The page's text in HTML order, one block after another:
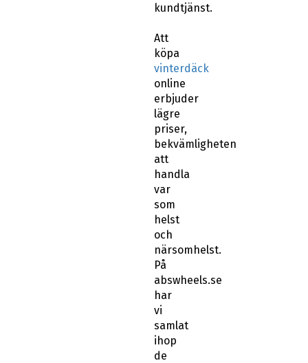
kundtjänst.
Att
köpa
vinterdäck
online
erbjuder
lägre
priser,
bekvämligheten
att
handla
var
som
helst
och
närsomhelst.
På
abswheels.se
har
vi
samlat
ihop
de